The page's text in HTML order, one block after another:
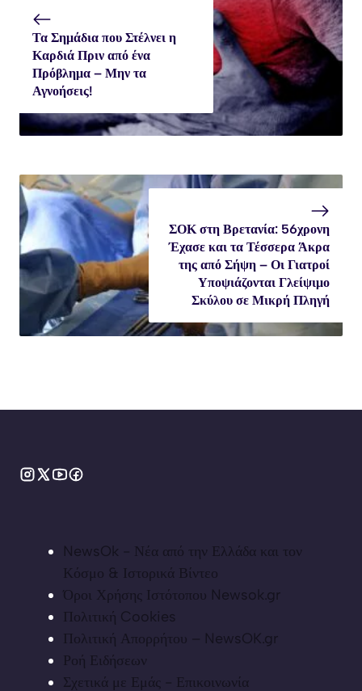
Τα Σημάδια που Στέλνει η
Καρδιά Πριν από ένα
Πρόβλημα – Μην τα
Αγνοήσεις!
ΣΟΚ στη Βρετανία: 56χρονη
Έχασε και τα Τέσσερα Άκρα
της από Σήψη – Οι Γιατροί
Υποψιάζονται Γλείψιμο
Σκύλου σε Μικρή Πληγή
NewsOk - Νέα από την Ελλάδα και τον
Κόσμο & Ιστορικά Βίντεο
Όροι Χρήσης Ιστότοπου Newsok.gr
Πολιτική Cookies
Πολιτική Απορρήτου – NewsOK.gr
Ροή Ειδήσεων
Σχετικά με Εμάς - Επικοινωνία